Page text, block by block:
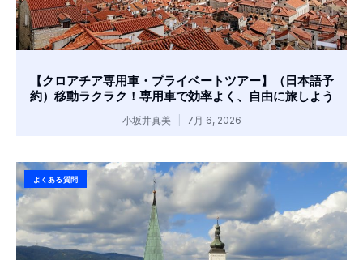
【クロアチア専用車・プライベートツアー】（日本語予
約）移動ラクラク！専用車で効率よく、自由に旅しよう
小坂井真美 7月 6, 2026
よくある質問